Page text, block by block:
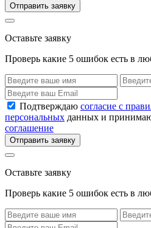
Отправить заявку
Оставьте заявку
Проверь какие 5 ошибок есть в
Подтверждаю согласие с
персональных данных и
соглашение
Отправить заявку
Оставьте заявку
Проверь какие 5 ошибок есть в